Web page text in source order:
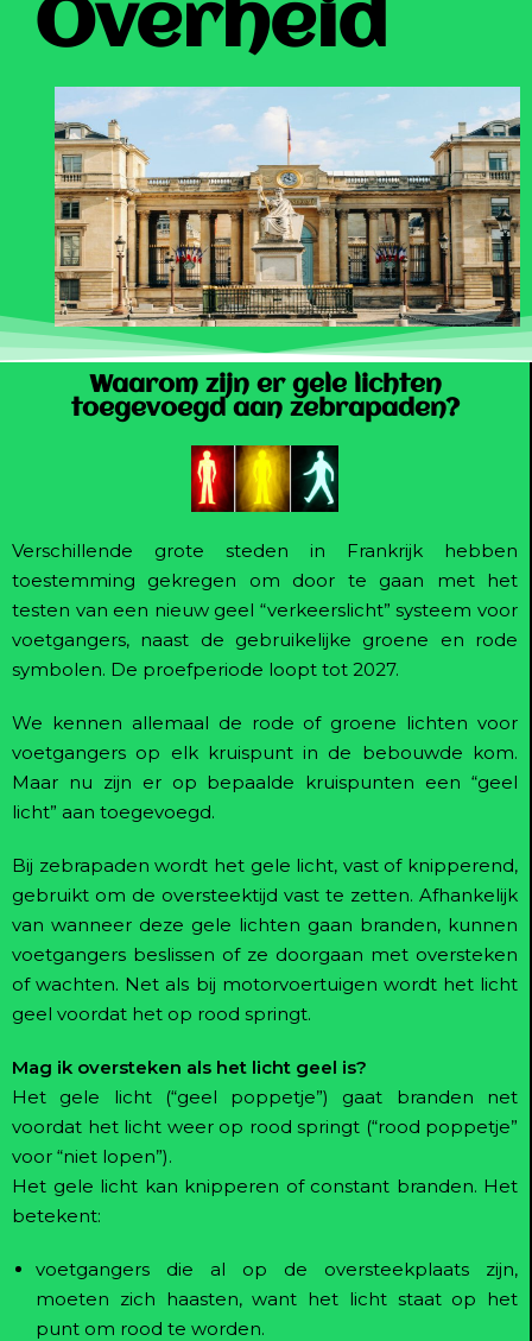
Overheid
Waarom zijn er gele lichten
toegevoegd aan zebrapaden?
Verschillende grote steden in Frankrijk hebben
toestemming gekregen om door te gaan met het
testen van een nieuw geel “verkeerslicht” systeem voor
voetgangers, naast de gebruikelijke groene en rode
symbolen. De proefperiode loopt tot 2027.
We kennen allemaal de rode of groene lichten voor
voetgangers op elk kruispunt in de bebouwde kom.
Maar nu zijn er op bepaalde kruispunten een “geel
licht” aan toegevoegd.
Bij zebrapaden wordt het gele licht, vast of knipperend,
gebruikt om de oversteektijd vast te zetten. Afhankelijk
van wanneer deze gele lichten gaan branden, kunnen
voetgangers beslissen of ze doorgaan met oversteken
of wachten. Net als bij motorvoertuigen wordt het licht
geel voordat het op rood springt.
Mag ik oversteken als het licht geel is?
Het gele licht (“geel poppetje”) gaat branden net
voordat het licht weer op rood springt (“rood poppetje”
voor “niet lopen”).
Het gele licht kan knipperen of constant branden. Het
betekent:
voetgangers die al op de oversteekplaats zijn,
moeten zich haasten, want het licht staat op het
punt om rood te worden.